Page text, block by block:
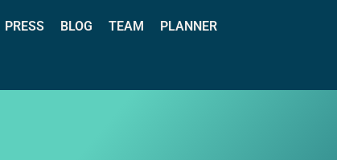
PRESS BLOG TEAM PLANNER